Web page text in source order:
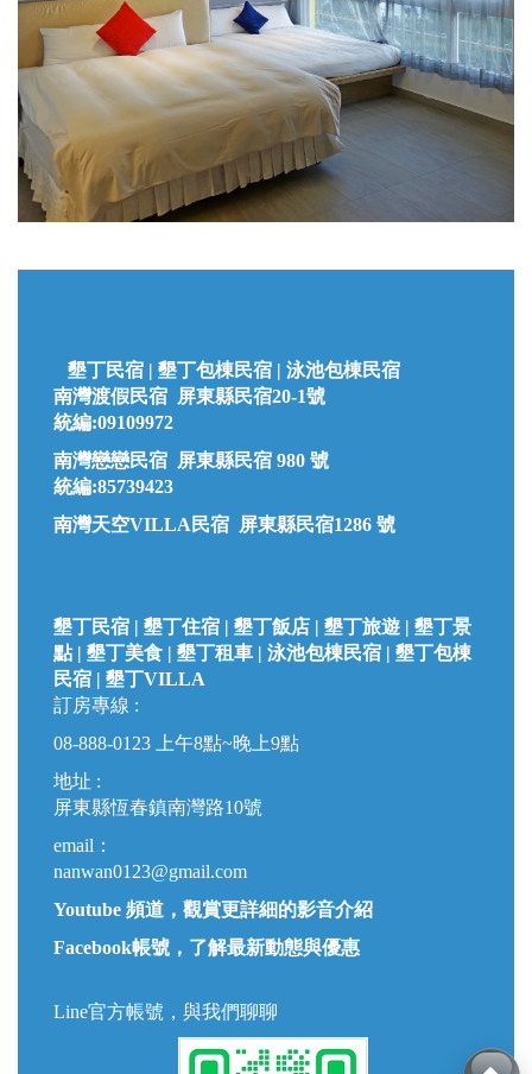
墾丁民宿 | 墾丁包棟民宿 | 泳池包棟民宿
南灣渡假民宿 屏東縣民宿20-1號
統編:09109972
南灣戀戀民宿 屏東縣民宿 980 號
統編:85739423
南灣天空VILLA民宿 屏東縣民宿1286 號
墾丁民宿 | 墾丁住宿 | 墾丁飯店 | 墾丁旅遊 | 墾丁景
點 | 墾丁美食 | 墾丁租車 | 泳池包棟民宿 | 墾丁包棟
民宿 | 墾丁VILLA
訂房專線 :
08-888-0123 上午8點~晚上9點
地址 :
屏東縣恆春鎮南灣路10號
email：
nanwan0123@gmail.com
Youtube 頻道，觀賞更詳細的影音介紹
Facebook帳號，了解最新動態與優惠
Line官方帳號，與我們聊聊